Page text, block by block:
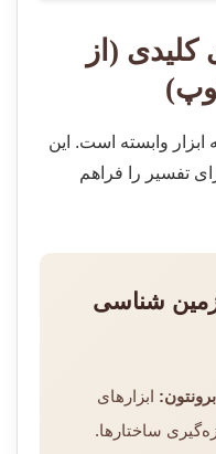
(از
وابسته است. این
تفسیر را فراهم
زمین شناسی
ابزارهای
ساختارها.